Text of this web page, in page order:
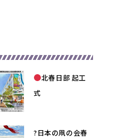
北春日部 起工
式
?日本の凧の会春